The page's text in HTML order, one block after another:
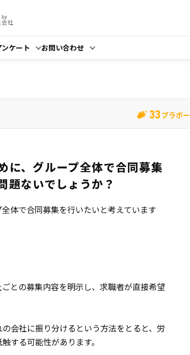
by
会社
ケート お問い合わせ
33 ブラボー
に、グループ全体で合同募集
題ないでしょうか？
体で合同募集を行いたいと考えています
との募集内容を明示し、求職者が直接希望
会社に振り分けるという方法をとると、労
する可能性があります。